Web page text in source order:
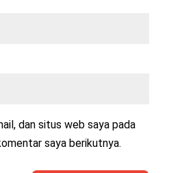
dan situs web saya pada
saya berikutnya.